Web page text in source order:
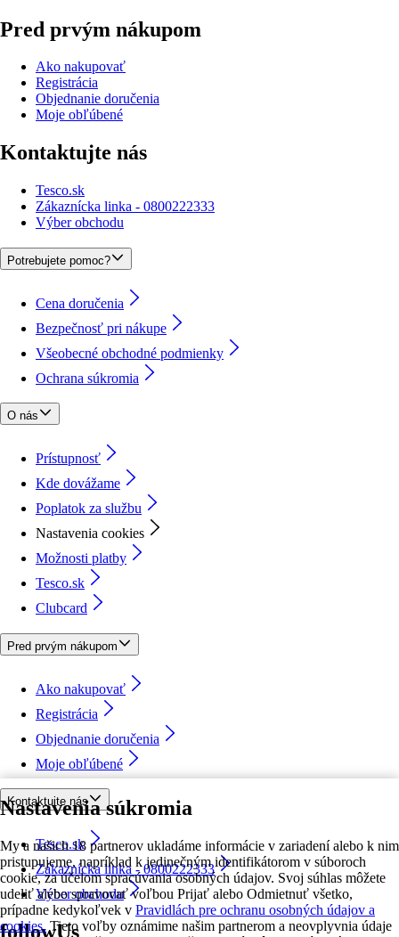
Nastavenia súkromia
My a našich 18 partnerov ukladáme informácie v zariadení alebo k nim
pristupujeme, napríklad k jedinečným identifikátorom v súboroch
cookie, za účelom spracúvania osobných údajov. Svoj súhlas môžete
udeliť alebo spravovať voľbou Prijať alebo Odmietnuť všetko,
prípadne kedykoľvek v Pravidlách pre ochranu osobných údajov a
cookies. Tieto voľby oznámime našim partnerom a neovplyvnia údaje
Pred prvým nákupom
Ako nakupovať
Registrácia
Objednanie doručenia
Moje obľúbené
Kontaktujte nás
Tesco.sk
Zákaznícka linka - 0800222333
Výber obchodu
Potrebujete pomoc?
Cena doručenia
Bezpečnosť pri nákupe
Všeobecné obchodné podmienky
Ochrana súkromia
O nás
Prístupnosť
Kde dovážame
Poplatok za službu
Nastavenia cookies
Možnosti platby
Tesco.sk
Clubcard
Pred prvým nákupom
Ako nakupovať
Registrácia
Objednanie doručenia
Moje obľúbené
Kontaktujte nás
Tesco.sk
Zákaznícka linka - 0800222333
Výber obchodu
followUs